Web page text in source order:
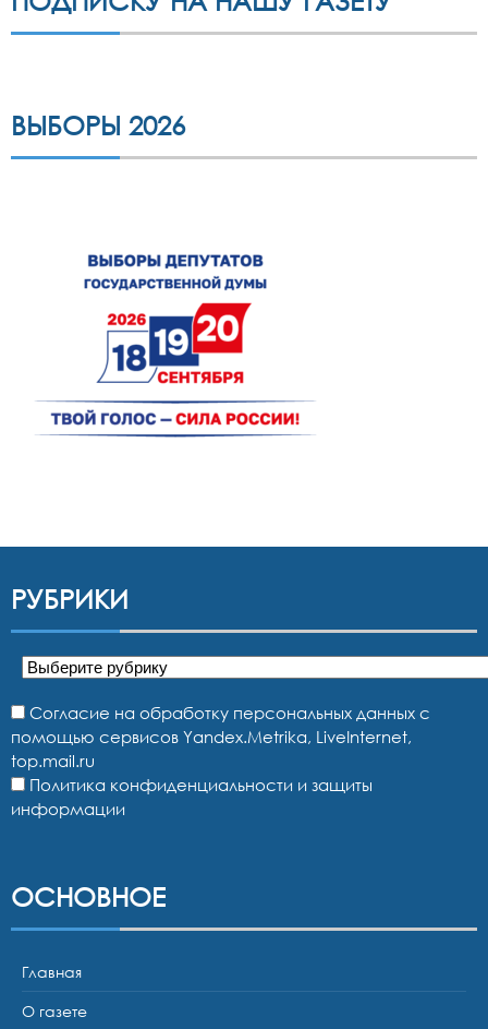
ВЫБОРЫ 2026
РУБРИКИ
Рубрики
Согласие на обработку персональных данных с
помощью сервисов Yandex.Metrika, LiveInternet,
top.mail.ru
Политика конфиденциальности и защиты
информации
ОСНОВНОЕ
Главная
О газете